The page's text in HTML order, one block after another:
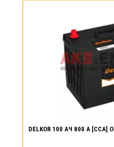
DELKOR 100 АЧ 800 А